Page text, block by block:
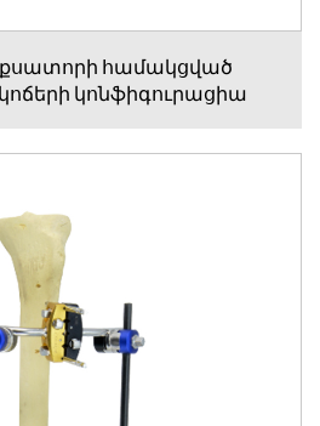
համակցված
կոնֆիգուրացիա